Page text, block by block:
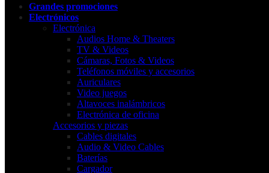
Grandes promociones
Electrónicos
Electrónica
Audios Home & Theaters
TV & Videos
Cámaras, Fotos & Videos
Teléfonos móviles y accesorios
Auriculares
Video juegos
Altavoces inalámbricos
Electrónica de oficina
Accesorios y piezas
Cables digitales
Audio & Video Cables
Baterías
Cargador